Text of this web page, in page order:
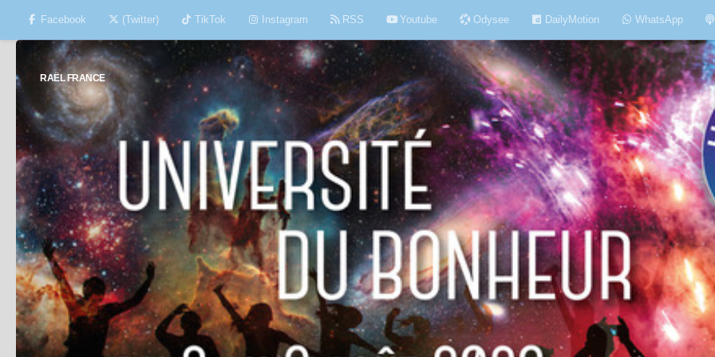
Skip to content
Facebook (Twitter) TikTok Instagram RSS Youtube Odysee DailyMotion WhatsApp
RAËL FRANCE